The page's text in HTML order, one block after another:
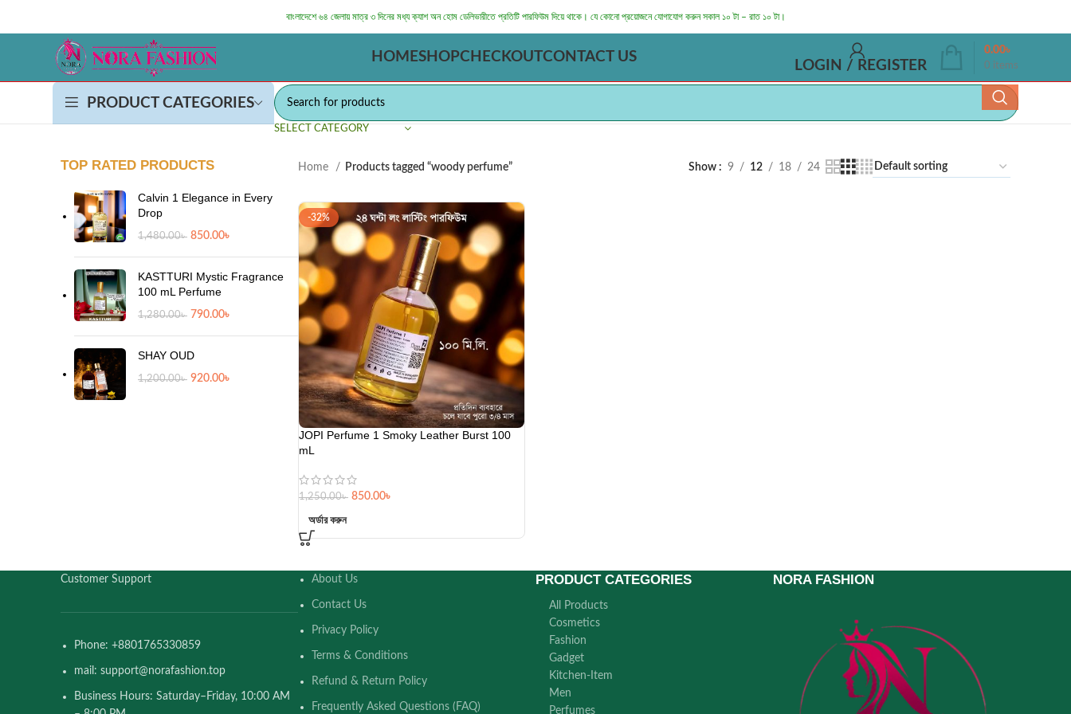
বাংলাদেশে ৬৪ জেলায় মাত্র ৩ দিনের মধ্য ক্যাশ অন হোম ডেলিভারীতে প্রতিটি পারফিউম দিয়ে থাকে। যে কোনো প্রয়োজনে যোগাযোগ করুন সকাল ১০ টা – রাত ১০ টা।
HOMESHOPCHECKOUTCONTACT US
LOGIN / REGISTER 0 items
0.00৳
PRODUCT CATEGORIES
SELECT CATEGORY
TOP RATED PRODUCTS
Calvin 1 Elegance in Every
Drop
1,480.00৳ 850.00৳
KASTTURI Mystic Fragrance
100 mL Perfume
1,280.00৳ 790.00৳
SHAY OUD
1,200.00৳ 920.00৳
Home Products tagged “woody perfume” Show 9 12 18 24
-32%
JOPI Perfume 1 Smoky Leather Burst 100
mL
1,250.00৳ 850.00৳
অর্ডার করুন
Customer Support
Phone: +8801765330859
mail: support@norafashion.top
Business Hours: Saturday–Friday, 10:00 AM
About Us
Contact Us
Privacy Policy
Terms & Conditions
Refund & Return Policy
Frequently Asked Questions (FAQ)
PRODUCT CATEGORIES
All Products
Cosmetics
Fashion
Gadget
Kitchen-Item
Men
Perfumes
NORA FASHION